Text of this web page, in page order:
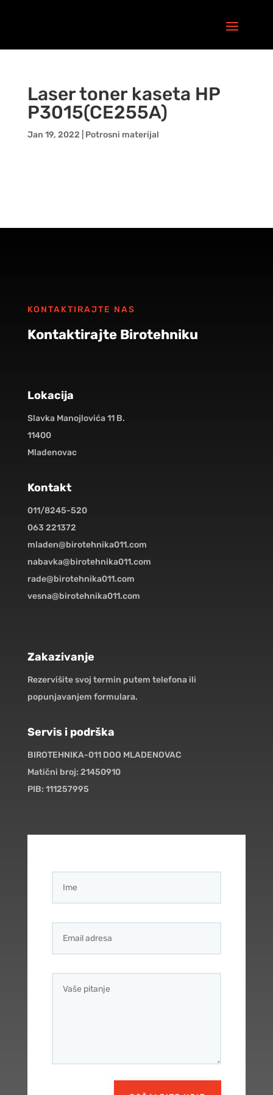
Laser toner kaseta HP
P3015(CE255A)
Jan 19, 2022 Potrosni materijal
KONTAKTIRAJTE NAS
Kontaktirajte Birotehniku
Lokacija
Slavka Manojlovića 11 B.
11400
Mladenovac
Kontakt
011/8245-520
063 221372
mladen@birotehnika011.com
nabavka@birotehnika011.com
rade@birotehnika011.com
vesna@birotehnika011.com
Zakazivanje
Rezervišite svoj termin putem telefona ili
popunjavanjem formulara.
Servis i podrška
BIROTEHNIKA-011 DOO MLADENOVAC
Matični broj: 21450910
PIB: 111257995